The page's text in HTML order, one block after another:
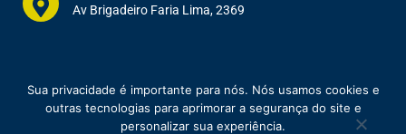
Av Brigadeiro Faria Lima, 2369
Copyright © 2023. Todos os direitos reservados aJet Store Aviation| CNPJ:
41.771.272/0001-72.
Sua privacidade é importante para nós. Nós usamos cookies e
outras tecnologias para aprimorar a segurança do site e
personalizar sua experiência.